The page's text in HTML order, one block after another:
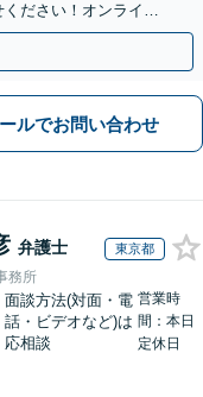
ださい！オンライン
ルでお問い合わせ
弁護士 東京都
務所
面談方法(対面・電
話・ビデオなど)は
応相談
営業時
間：本日
定休日